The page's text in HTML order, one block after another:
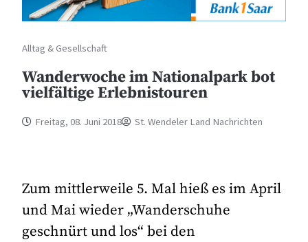
Alltag & Gesellschaft
Wanderwoche im Nationalpark bot
vielfältige Erlebnistouren
Freitag, 08. Juni 2018 St. Wendeler Land Nachrichten
Zum mittlerweile 5. Mal hieß es im April
und Mai wieder „Wanderschuhe
geschnürt und los“ bei den